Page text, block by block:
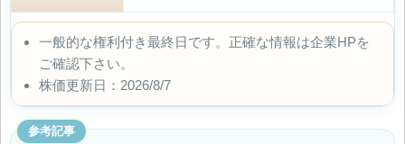
一般的な権利付き最終日です。正確な情報は企業HPを
ご確認下さい。
株価更新日：2026/8/7
参考記事